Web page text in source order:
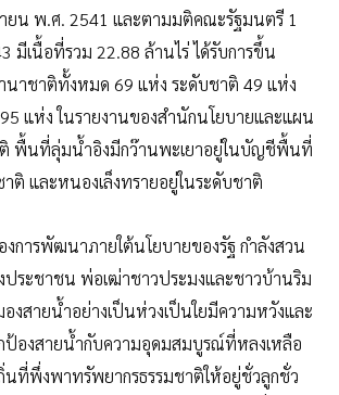
ยน พ.ศ. 2541 และตามมติคณะรัฐมนตรี 1
มีเนื้อที่รวม 22.88 ล้านไร่ ได้รับการขึ้น
นาชาติทั้งหมด 69 แห่ง ระดับชาติ 49 แห่ง
แห่ง ในรายงานของสำนักนโยบายและแผน
พื้นที่ลุ่มน้ำอิงมีกว๊านพะเยาอยู่ในบัญชีพื้นที่
ติ และหนองเล็งทรายอยู่ในระดับชาติ
การพัฒนาภายใต้นโยบายของรัฐ กำลังสวน
ประชาชน พ่อเฒ่าชาวประมงและชาวบ้านริม
องสายน้ำอย่างเป็นห่วงเป็นใยมีความหวังและ
ป้องสายน้ำกับความอุดมสมบูรณ์ที่หลงเหลือ
ที่พึ่งพาทรัพยากรธรรมชาติให้อยู่ชั่วลูกชั่ว